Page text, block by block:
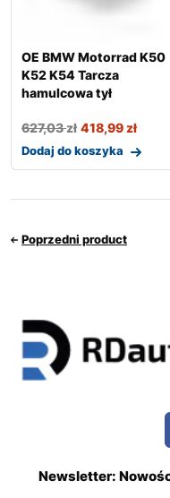
OE BMW Motorrad K50
K52 K54 Tarcza
hamulcowa tył
627,03zł 418,99zł
Dodaj do koszyka
Poprzedni product
Newsletter: